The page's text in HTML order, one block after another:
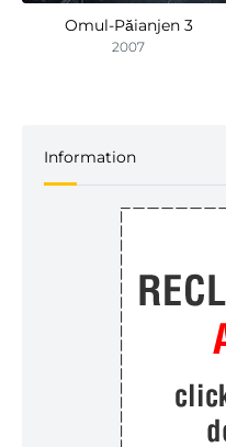
Omul-Păianjen 3
2007
Information